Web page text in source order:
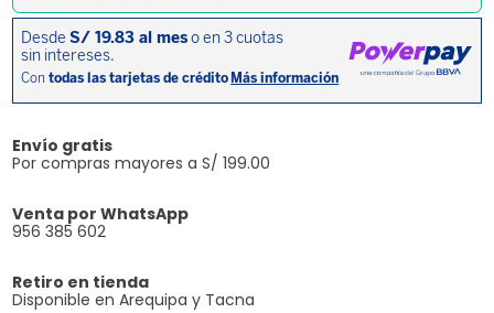
Envío gratis
Por compras mayores a S/ 199.00
Venta por WhatsApp
956 385 602
Retiro en tienda
Disponible en Arequipa y Tacna